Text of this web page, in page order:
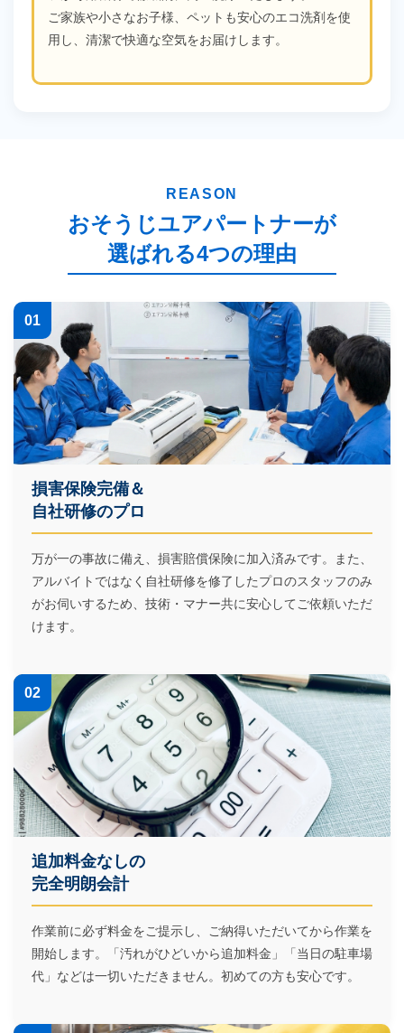
ご家族や小さなお子様、ペットも安心のエコ洗剤を使
用し、清潔で快適な空気をお届けします。
REASON
おそうじユアパートナーが
選ばれる4つの理由
01
損害保険完備＆
自社研修のプロ
万が一の事故に備え、損害賠償保険に加入済みです。また、
アルバイトではなく自社研修を修了したプロのスタッフのみ
がお伺いするため、技術・マナー共に安心してご依頼いただ
けます。
02
追加料金なしの
完全明朗会計
作業前に必ず料金をご提示し、ご納得いただいてから作業を
開始します。「汚れがひどいから追加料金」「当日の駐車場
代」などは一切いただきません。初めての方も安心です。